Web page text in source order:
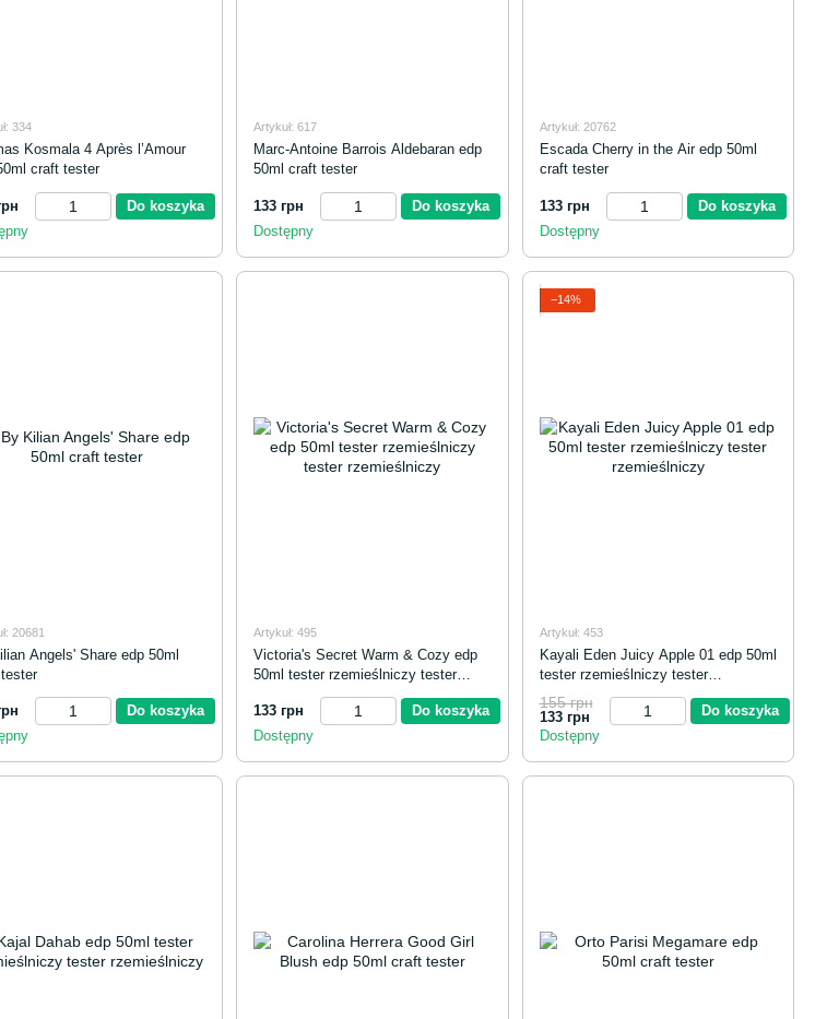
334
Kosmala 4 Après l’Amour
craft tester
Do koszyka
Artykuł: 617
Marc-Antoine Barrois Aldebaran edp
50ml craft tester
133 грн
Do koszyka
Dostępny
Artykuł: 20762
Escada Cherry in the Air edp 50ml
craft tester
133 грн
Do koszyka
Dostępny
20681
Angels' Share edp 50ml
Do koszyka
Artykuł: 495
Victoria's Secret Warm & Cozy edp
50ml tester rzemieślniczy tester
rzemieślniczy
133 грн
Do koszyka
Dostępny
−14%
Artykuł: 453
Kayali Eden Juicy Apple 01 edp 50ml
tester rzemieślniczy tester
rzemieślniczy
155 грн
133 грн
Do koszyka
Dostępny